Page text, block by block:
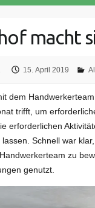
macht
15. April 2019
dem
trifft, um
erforderlichen
Schnell war
zu
genutzt.